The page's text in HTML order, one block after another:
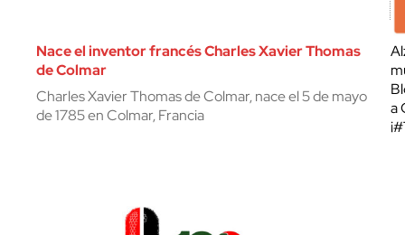
Nace el inventor francés Charles Xavier Thomas
de Colmar
Charles Xavier Thomas de Colmar, nace el 5 de mayo
de 1785 en Colmar, Francia
a